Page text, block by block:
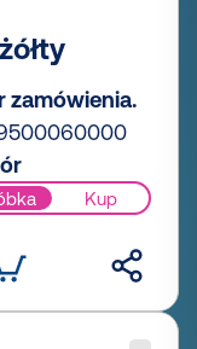
zamówienia.
Kup